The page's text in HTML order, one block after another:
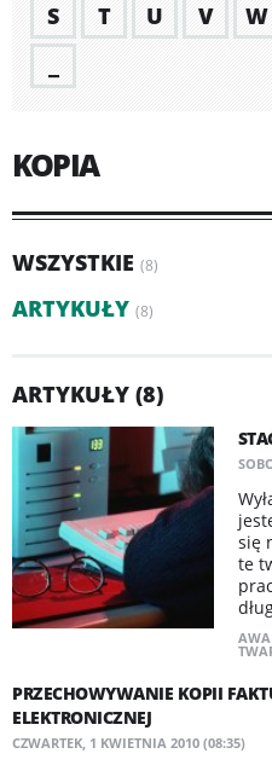
S
T U V W
KOPIA
WSZYSTKIE (8)
ARTYKUŁY (8)
ARTYKUŁY (8)
się
te
PRZECHOWYWANIE KOPII
ELEKTRONICZNEJ
CZWARTEK, 1 KWIETNIA 2010 (08:35)